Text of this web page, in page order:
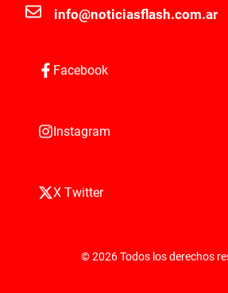
info@noticiasflash.com.ar
Facebook
Instagram
X Twitter
© 2026 Todos los derechos